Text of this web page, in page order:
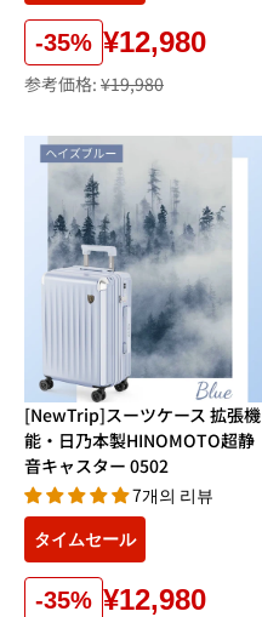
-35% ¥12,980
参考価格: ¥19,980
[NewTrip]スーツケース 拡張機
能・日乃本製HINOMOTO超静
音キャスター 0502
7개의 리뷰
タイムセール
-35% ¥12,980